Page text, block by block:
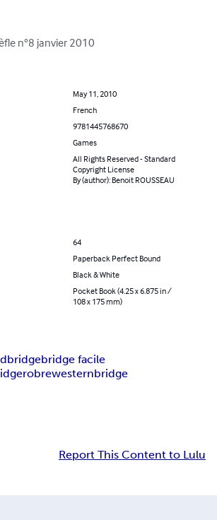
n°8 janvier 2010
May 11, 2010
French
9781445768670
Games
All Rights Reserved - Standard
Copyright License
By (author): Benoit ROUSSEAU
64
Paperback Perfect Bound
Black & White
Pocket Book (4.25 x 6.875 in /
108 x 175 mm)
bridgebridge facile
robrewesternbridge
Report This Content to Lulu